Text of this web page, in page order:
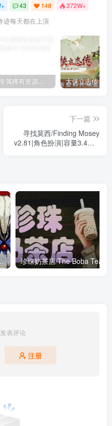
43 148 372W+
迹每天都在上演
下一篇
寻找莫西/Finding Mosey
v2.81|角色扮演|容量3.4GB|
量7.3GB|免安装绿色中文版
表评论
注册